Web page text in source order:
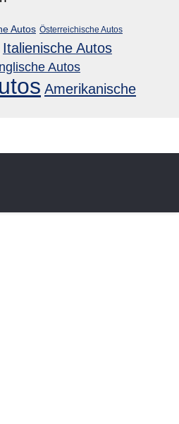
Autos Österreichische Autos
Italienische Autos
Autos
Amerikanische